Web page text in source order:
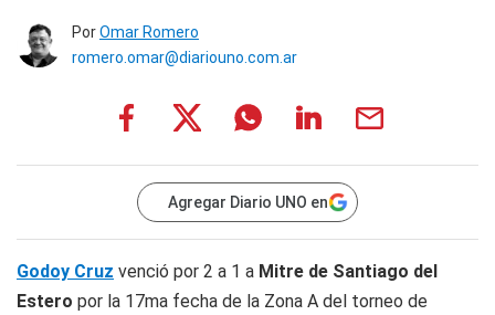
PorOmar Romero
romero.omar@diariouno.com.ar
Agregar Diario UNO en
Godoy Cruz venció por 2 a 1 a Mitre de Santiago del
Estero por la 17ma fecha de la Zona A del torneo de